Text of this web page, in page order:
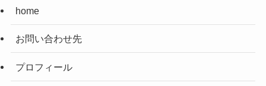
home
お問い合わせ先
プロフィール